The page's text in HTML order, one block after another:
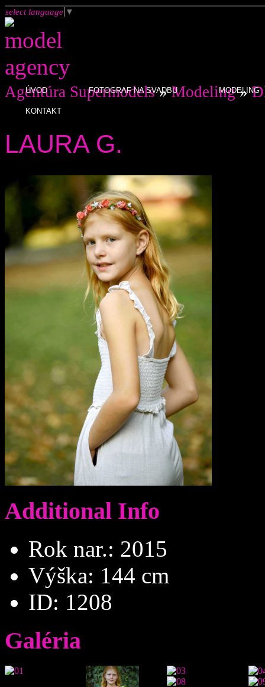
select language ▼
ÚVOD FOTOGRAF NA SVADBU MODELING
KONTAKT
Agentúra Supermodels»Modeling»
LAURA G.
Additional Info
Rok nar.: 2015
Výška: 144 cm
ID: 1208
Galéria